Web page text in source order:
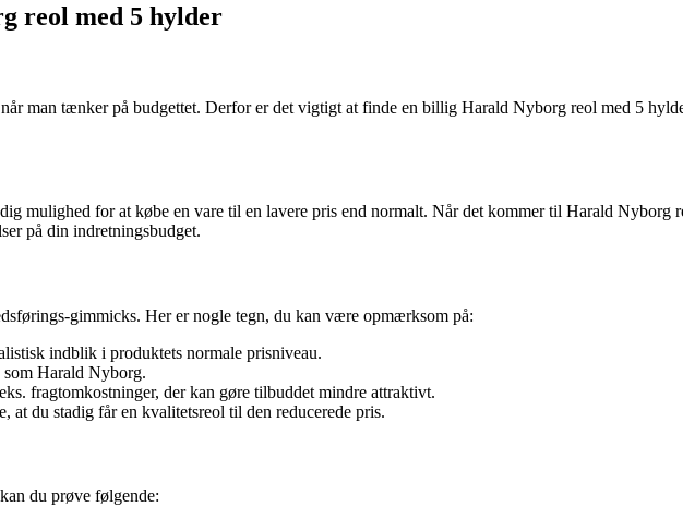
reol med 5 hylder
man tænker på budgettet. Derfor er det vigtigt at finde en billig Harald Nyborg reol med 5
mulighed for at købe en vare til en lavere pris end normalt. Når det kommer til Harald
på din indretningsbudget.
gimmicks. Her er nogle tegn, du kan være opmærksom på:
indblik i produktets normale prisniveau.
Harald Nyborg.
fragtomkostninger, der kan gøre tilbuddet mindre attraktivt.
at du stadig får en kvalitetsreol til den reducerede pris.
du prøve følgende: